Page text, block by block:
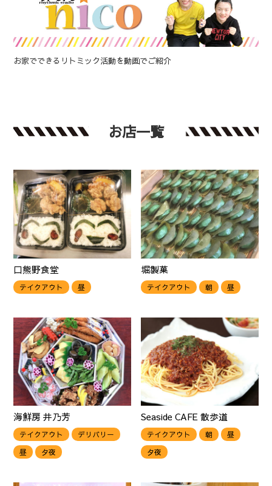
お家でできるリトミック活動を動画でご紹介
お店一覧
口熊野食堂
テイクアウト 昼
堀製菓
テイクアウト 朝 昼
海鮮房 井乃芳
テイクアウト
デリバリー
昼
夕夜
Seaside CAFE 散歩道
テイクアウト 朝
昼
夕夜